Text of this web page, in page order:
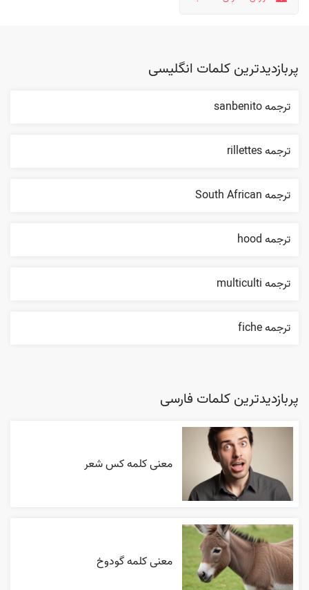
پربازدیدترین کلمات انگلیسی
ترجمه sanbenito
ترجمه rillettes
ترجمه South African
ترجمه hood
ترجمه multiculti
ترجمه fiche
پربازدیدترین کلمات فارسی
معنی کلمه کس شعر
معنی کلمه گودوخ